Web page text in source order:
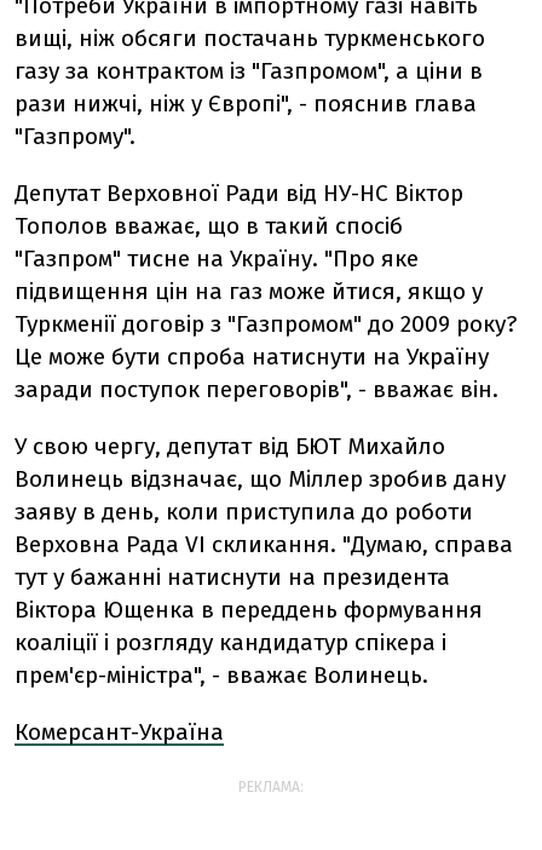
вищі, ніж обсяги постачань туркменського
газу за контрактом із "Газпромом", а ціни в
рази нижчі, ніж у Європі", - пояснив глава
"Газпрому".
Депутат Верховної Ради від НУ-НС Віктор
Тополов вважає, що в такий спосіб
"Газпром" тисне на Україну. "Про яке
підвищення цін на газ може йтися, якщо у
Туркменії договір з "Газпромом" до 2009 року?
Це може бути спроба натиснути на Україну
заради поступок переговорів", - вважає він.
У свою чергу, депутат від БЮТ Михайло
Волинець відзначає, що Міллер зробив дану
заяву в день, коли приступила до роботи
Верховна Рада VI скликання. "Думаю, справа
тут у бажанні натиснути на президента
Віктора Ющенка в переддень формування
коаліції і розгляду кандидатур спікера і
прем'єр-міністра", - вважає Волинець.
Комерсант-Україна
РЕКЛАМА: